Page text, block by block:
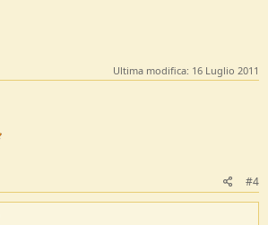
Ultima modifica: 16 Luglio 2011
#4